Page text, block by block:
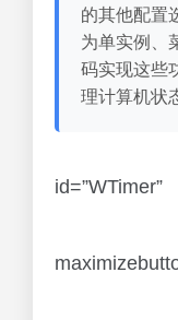
的其他配置
为单实例、
码实现这些
理计算机状
id=”WTimer”